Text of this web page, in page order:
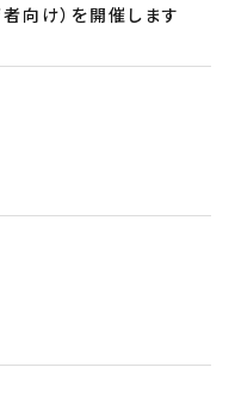
向け）を開催します